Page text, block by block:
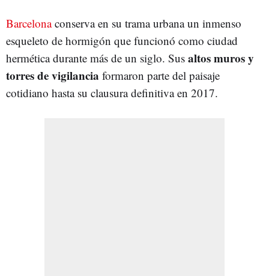
Barcelonaconserva en su trama urbana un inmenso
esqueleto de hormigón que funcionó como ciudad
hermética durante más de un siglo. Sus altos muros y
torres de vigilancia formaron parte del paisaje
cotidiano hasta su clausura definitiva en 2017.